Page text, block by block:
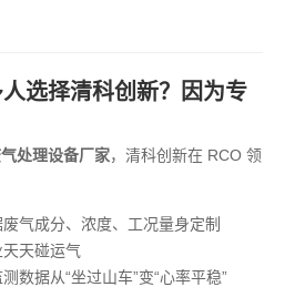
选择清科创新？因为专
处理设备厂家，清科创新在 RCO 领
气成分、浓度、工况量身定制
天碰运气
数据从“坐过山车”变“心率平稳”